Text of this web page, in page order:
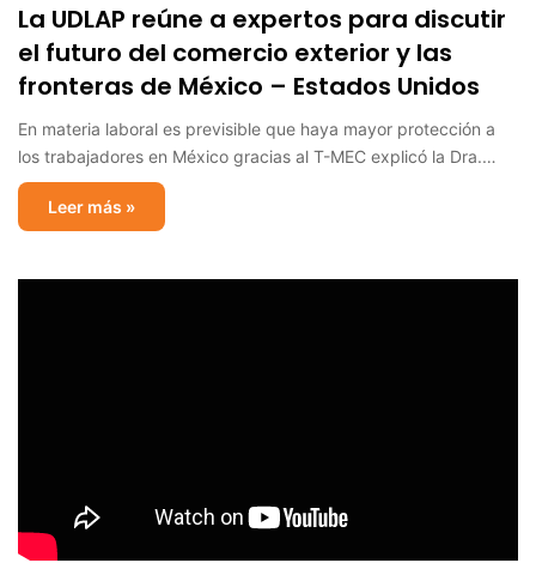
La UDLAP reúne a expertos para discutir
el futuro del comercio exterior y las
fronteras de México – Estados Unidos
En materia laboral es previsible que haya mayor protección a
los trabajadores en México gracias al T-MEC explicó la Dra.…
Leer más »